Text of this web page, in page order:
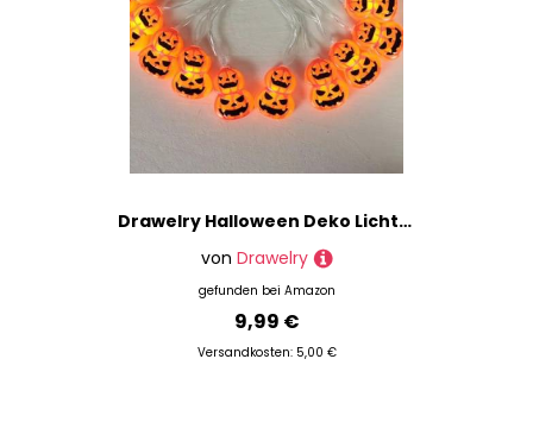
Drawelry Halloween Deko Lichterkette mit USB Angetrieben LED Lichterketten Spinnen Dämonen Geister Kürbis Nacht Lichter für Halloween Party Innen Außen Dekoration (USB-02, 3m)
von Drawelry
gefunden bei Amazon
9,99 €
Versandkosten: 5,00 €